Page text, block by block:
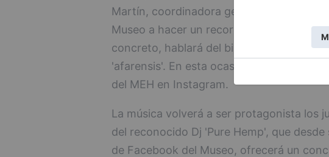
Martín, coordinadora general del MEH, la
Museo a hacer un recorrido por la
concreto, hablará del bipedismo y de la
'afarensis'. En esta ocasión la conexión
del MEH en Instagram.
La música volverá a ser protagonista los
del reconocido Dj 'Pure Hemp', que
de Facebook del Museo, ofrecerá un